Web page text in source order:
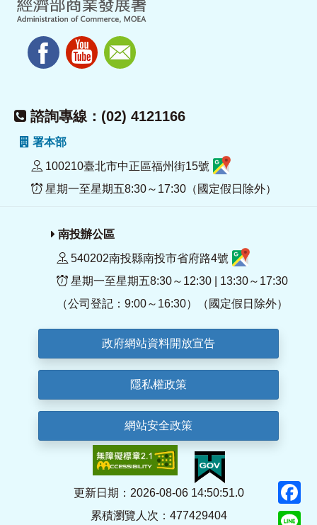
諮詢專線：(02) 4121166
署本部
100210臺北市中正區福州街15號
星期一至星期五8:30～17:30（國定假日除外）
南投辦公區
540202南投縣南投市省府路4號
星期一至星期五8:30～12:30 | 13:30～17:30
（公司登記：9:00～16:30）（國定假日除外）
政府網站資料開放宣告
隱私權政策
網站安全政策
更新日期：2026-08-06 14:50:51.0
累積瀏覽人次：477429404